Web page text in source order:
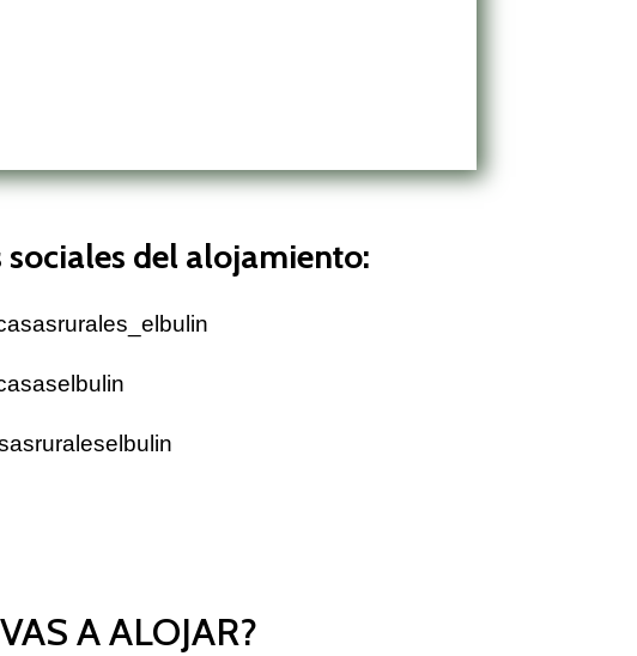
sociales del alojamiento:
A ALOJAR?